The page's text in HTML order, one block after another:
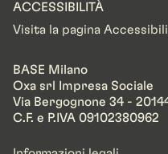
ACCESSIBILITÀ
Visita la pagina
BASE Milano
Oxa srl Impresa Sociale
Via Bergognone 34 -
C.F. e P.IVA 09102380962